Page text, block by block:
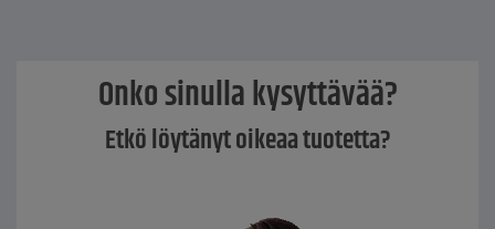
Onko sinulla kysyttävää?
Etkö löytänyt oikeaa tuotetta?